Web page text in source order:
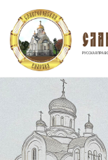
Перейти
содержимому
РУССКАЯ